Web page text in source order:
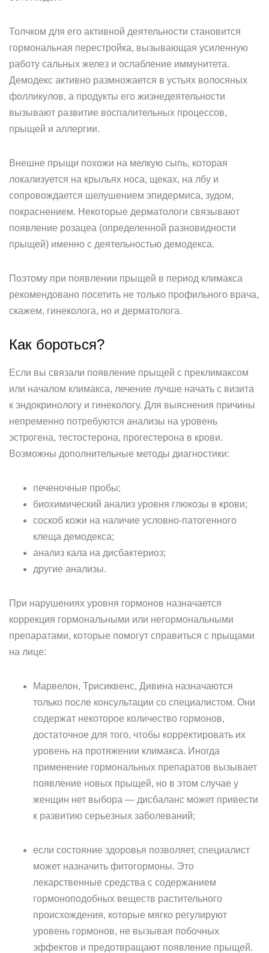
Толчком для его активной деятельности становится
гормональная перестройка, вызывающая усиленную
работу сальных желез и ослабление иммунитета.
Демодекс активно размножается в устьях волосяных
фолликулов, а продукты его жизнедеятельности
вызывают развитие воспалительных процессов,
прыщей и аллергии.
Внешне прыщи похожи на мелкую сыпь, которая
локализуется на крыльях носа, щеках, на лбу и
сопровождается шелушением эпидермиса, зудом,
покраснением. Некоторые дерматологи связывают
появление розацеа (определенной разновидности
прыщей) именно с деятельностью демодекса.
Поэтому при появлении прыщей в период климакса
рекомендовано посетить не только профильного врача,
скажем, гинеколога, но и дерматолога.
Как бороться?
Если вы связали появление прыщей с преклимаксом
или началом климакса, лечение лучше начать с визита
к эндокринологу и гинекологу. Для выяснения причины
непременно потребуются анализы на уровень
эстрогена, тестостерона, прогестерона в крови.
Возможны дополнительные методы диагностики:
печеночные пробы;
биохимический анализ уровня глюкозы в крови;
соскоб кожи на наличие условно-патогенного
клеща демодекса;
анализ кала на дисбактериоз;
другие анализы.
При нарушениях уровня гормонов назначается
коррекция гормональными или негормональными
препаратами, которые помогут справиться с прыщами
на лице:
Марвелон, Трисиквенс, Дивина назначаются
только после консультации со специалистом. Они
содержат некоторое количество гормонов,
достаточное для того, чтобы корректировать их
уровень на протяжении климакса. Иногда
применение гормональных препаратов вызывает
появление новых прыщей, но в этом случае у
женщин нет выбора — дисбаланс может привести
к развитию серьезных заболеваний;
если состояние здоровья позволяет, специалист
может назначить фитогормоны. Это
лекарственные средства с содержанием
гормоноподобных веществ растительного
происхождения, которые мягко регулируют
уровень гормонов, не вызывая побочных
эффектов и предотвращают появление прыщей.